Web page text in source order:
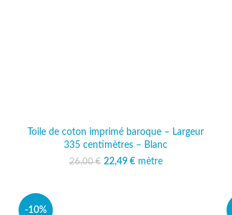
Toile de coton imprimé baroque – Largeur
335 centimètres – Blanc
26,00€
Le prix initial était :
22,49 € Le prix actuel est :
mètre
-10%